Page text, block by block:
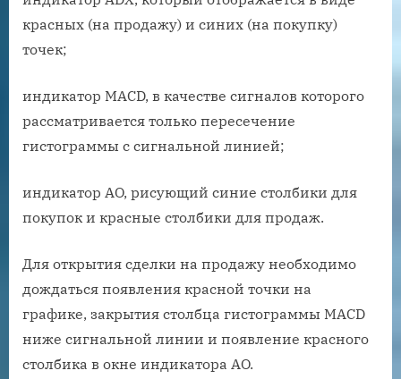
красных (на продажу) и синих (на покупку)
точек;
индикатор MACD, в качестве сигналов которого
рассматривается только пересечение
гистограммы с сигнальной линией;
индикатор AO, рисующий синие столбики для
покупок и красные столбики для продаж.
Для открытия сделки на продажу необходимо
дождаться появления красной точки на
графике, закрытия столбца гистограммы MACD
ниже сигнальной линии и появление красного
столбика в окне индикатора AO.